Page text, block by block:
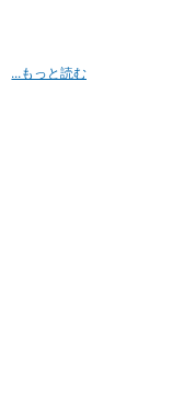
...もっと読む